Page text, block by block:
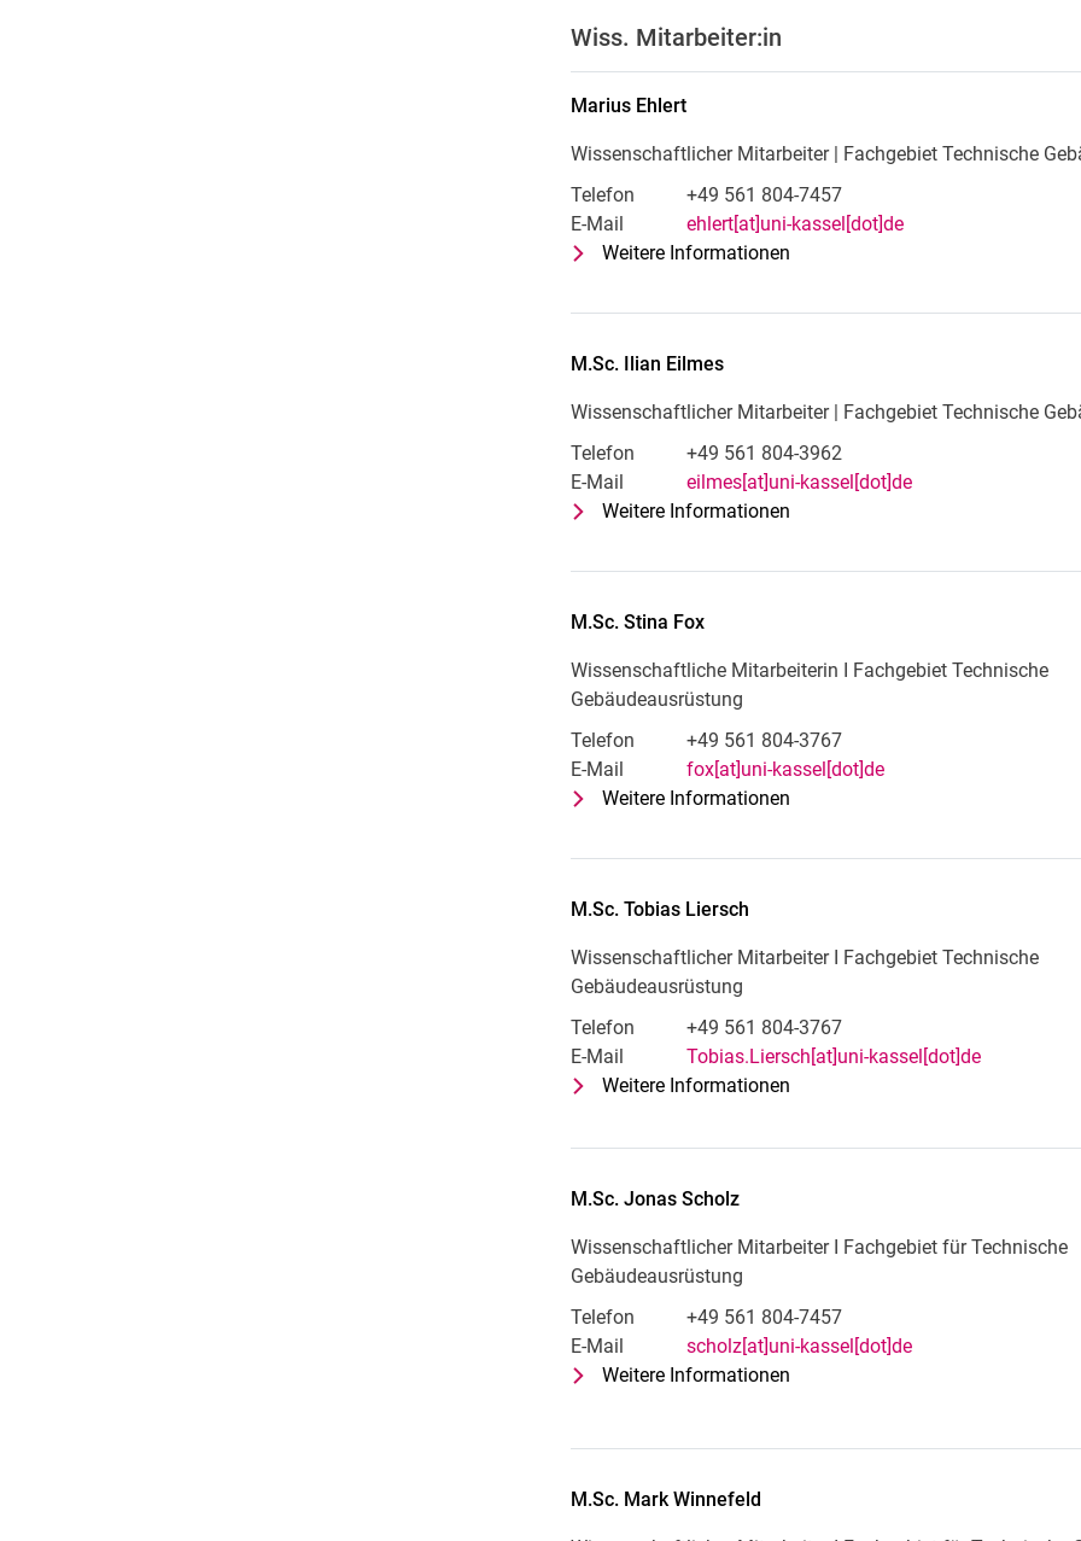
Wiss. Mitarbeiter:in
Marius Ehlert
Wissenschaftlicher Mitarbeiter | Fachgebiet Technische
Telefon
+49 561 804-7457
E-Mail
ehlert[at]uni-kassel[dot]de
Weitere Informationen
M.Sc. Ilian Eilmes
Wissenschaftlicher Mitarbeiter | Fachgebiet Technische
Telefon
+49 561 804-3962
E-Mail
eilmes[at]uni-kassel[dot]de
Weitere Informationen
M.Sc.Stina Fox
Wissenschaftliche Mitarbeiterin I Fachgebiet Technische
Gebäudeausrüstung
Telefon
+49 561 804-3767
E-Mail
fox[at]uni-kassel[dot]de
Weitere Informationen
Wissenschaftliche Mitarbeiterin
M.Sc.Tobias Liersch
Wissenschaftlicher Mitarbeiter I Fachgebiet Technische
Gebäudeausrüstung
Telefon
+49 561 804-3767
E-Mail
Tobias.Liersch[at]uni-kassel[dot]de
Weitere Informationen
Wissenschaftlicher Mitarbeiter I
M.Sc.JonasScholz
Wissenschaftlicher Mitarbeiter I Fachgebiet für Technische
Gebäudeausrüstung
Telefon
+49 561 804-7457
E-Mail
scholz[at]uni-kassel[dot]de
Weitere Informationen
Wissenschaftlicher Mitarbeiter I
M.Sc. MarkWinnefeld